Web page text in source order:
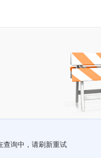
查询中，请刷新重试